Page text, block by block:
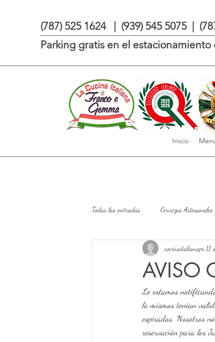
(787) 525 1624 | (939) 545 5075 |
Parking gratis en el estacionamiento
Inicio
Todas las entradas Cervezas Artesanales
AVISO
cocinaitalianapr 11
Le estamos
lo mismos tenían
espirados. Nosotros
reservación para los